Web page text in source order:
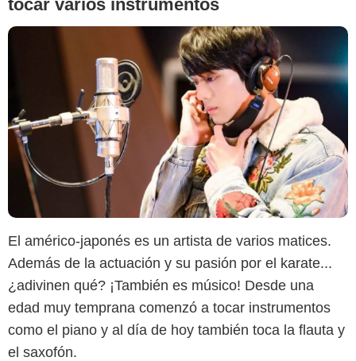
tocar varios instrumentos
El américo-japonés es un artista de varios matices.
Además de la actuación y su pasión por el karate...
¿adivinen qué? ¡También es músico! Desde una
edad muy temprana comenzó a tocar instrumentos
como el piano y al día de hoy también toca la flauta y
el saxofón.
Toei Animation